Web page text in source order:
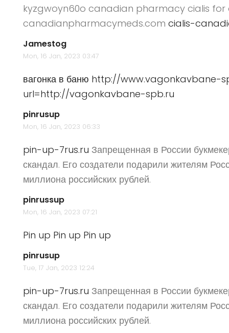
kyzgwoyn60o canadian pharmacy cialis
canadianpharmacymeds.com cialis-
Jamestog
Mon, 16 Jan, 2023 03:47
вагонка в баню http://www.vagonkavbane-
url=http://vagonkavbane-spb.ru
pinrusup
Mon, 16 Jan, 2023 06:33
pin-up-7rus.ru Запрещенная в России
скандал. Его создатели подарили жителям
миллиона российских рублей.
pinrussup
Mon, 16 Jan, 2023 07:21
Pin up Pin up Pin up
pinrusup
Tue, 17 Jan, 2023 12:24
pin-up-7rus.ru Запрещенная в России
скандал. Его создатели подарили жителям
миллиона российских рублей.